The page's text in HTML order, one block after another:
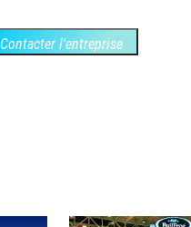
Contacter l'entreprise